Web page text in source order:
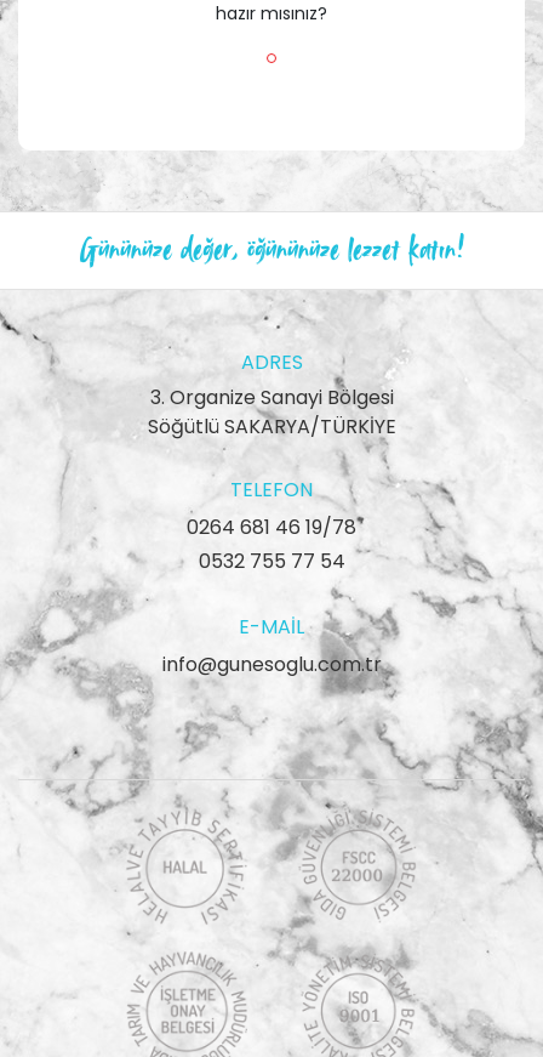
hazır mısınız?
Gününüze değer, öğününüze lezzet katın!
ADRES
3. Organize Sanayi Bölgesi
Söğütlü SAKARYA/TÜRKİYE
TELEFON
0264 681 46 19/78
0532 755 77 54
E-MAIL
info@gunesoglu.com.tr